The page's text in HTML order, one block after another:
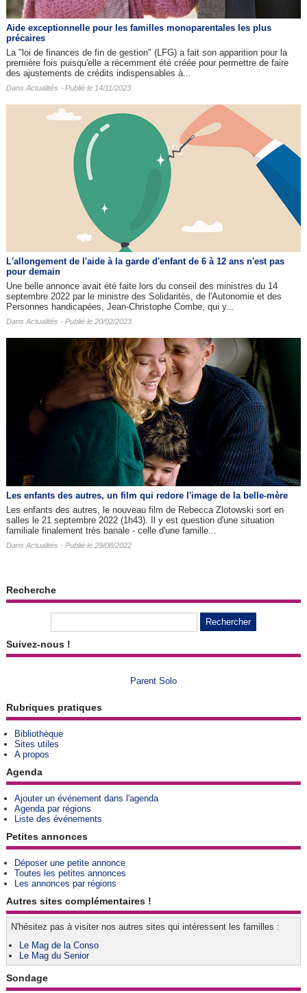
Aide exceptionnelle pour les familles monoparentales les plus
précaires
La "loi de finances de fin de gestion" (LFG) a fait son apparition pour la
première fois puisqu'elle a récemment été créée pour permettre de faire
des ajustements de crédits indispensables à...
Dans Actualités - Publié le 14/11/2023
L'allongement de l'aide à la garde d'enfant de 6 à 12 ans n'est pas
pour demain
Une belle annonce avait été faite lors du conseil des ministres du 14
septembre 2022 par le ministre des Solidarités, de l'Autonomie et des
Personnes handicapées, Jean-Christophe Combe, qui y...
Dans Actualités - Publié le 20/02/2023
Les enfants des autres​, un film qui redore l'image de la belle-mère
Les enfants des autres, le nouveau film de Rebecca Zlotowski sort en
salles le 21 septembre 2022 (1h43). Il y est question d'une situation
familiale finalement très banale - celle d'une famille...
Dans Actualités - Publié le 29/08/2022
Recherche
Suivez-nous !
Parent Solo
Rubriques pratiques
Bibliothèque
Sites utiles
A propos
Agenda
Ajouter un événement dans l'agenda
Agenda par régions
Liste des événements
Petites annonces
Déposer une petite annonce
Toutes les petites annonces
Les annonces par régions
Autres sites complémentaires !
N'hésitez pas à visiter nos autres sites qui intéressent les familles :
Le Mag de la Conso
Le Mag du Senior
Sondage